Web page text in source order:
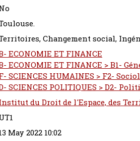
Changement social,
ECONOMIE ET FINANCE
ECONOMIE ET FINANCE > B1-
SCIENCES HUMAINES > F2-
SCIENCES POLITIQUES > D2-
du Droit de l'Espace, des
May 2022 10:02